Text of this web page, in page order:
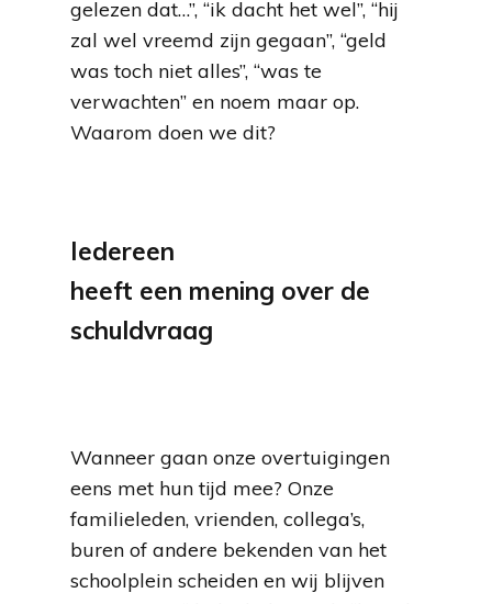
gelezen dat…”, “ik dacht het wel”, “hij
zal wel vreemd zijn gegaan”, “geld
was toch niet alles”, “was te
verwachten” en noem maar op.
Waarom doen we dit?
Iedereen
heeft een mening over de
schuldvraag
Wanneer gaan onze overtuigingen
eens met hun tijd mee? Onze
familieleden, vrienden, collega’s,
buren of andere bekenden van het
schoolplein scheiden en wij blijven